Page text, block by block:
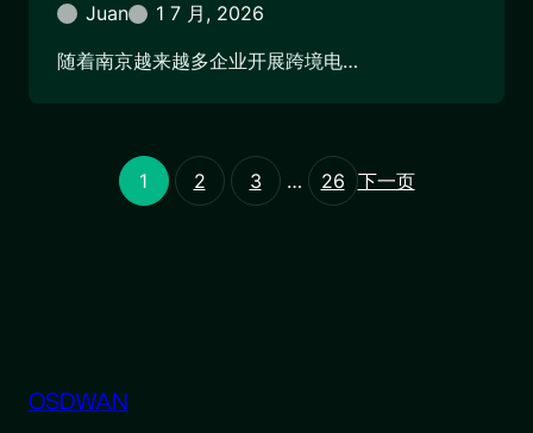
Juan
1 7 月, 2026
随着南京越来越多企业开展跨境电…
1 2 3 … 26 下一页
OSDWAN